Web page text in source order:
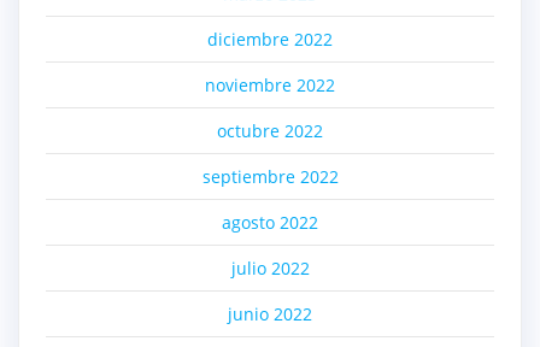
diciembre 2022
noviembre 2022
octubre 2022
septiembre 2022
agosto 2022
julio 2022
junio 2022